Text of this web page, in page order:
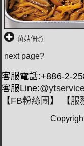
菌菇佃煮
next page?
客服電話:+886-2-
客服Line:
【FB粉絲團 】 【服